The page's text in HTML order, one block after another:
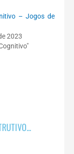
– Jogos de
2023